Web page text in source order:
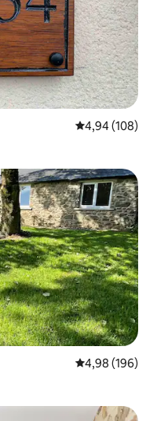
Середня
4,94 (108)
Середня
4,98 (196)